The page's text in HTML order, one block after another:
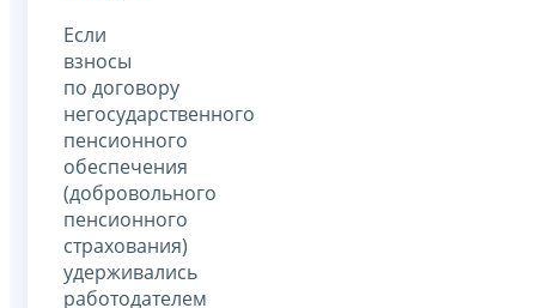
Если
взносы
по договору
негосударственного
пенсионного
обеспечения
(добровольного
пенсионного
страхования)
удерживались
работодателем